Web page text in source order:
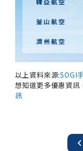
以上資料來源:SOGI
想知道更多優惠資
訊
chevron_left